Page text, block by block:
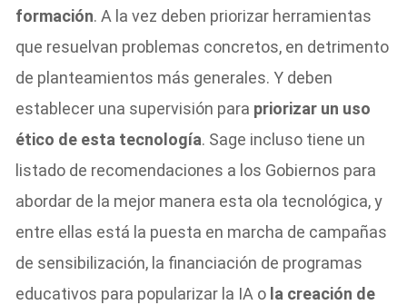
formación. A la vez deben priorizar herramientas
que resuelvan problemas concretos, en detrimento
de planteamientos más generales. Y deben
establecer una supervisión para priorizar un uso
ético de esta tecnología. Sage incluso tiene un
listado de recomendaciones a los Gobiernos para
abordar de la mejor manera esta ola tecnológica, y
entre ellas está la puesta en marcha de campañas
de sensibilización, la financiación de programas
educativos para popularizar la IA o la creación de